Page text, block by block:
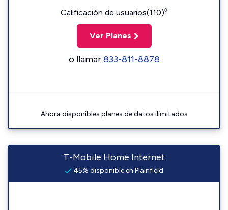
Calificación de usuarios(110)◊
Ver Planes
o llamar833-811-8878
Ahora disponibles planes de datos ilimitados
T-Mobile Home Internet
45% disponible en Plainfield